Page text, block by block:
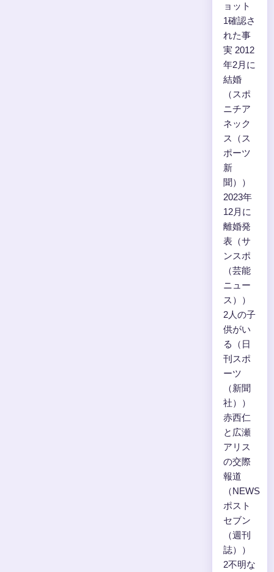
ョット
1確認さ
れた事
実 2012
年2月に
結婚
（スポ
ニチア
ネック
ス（ス
ポーツ
新
聞））
2023年
12月に
離婚発
表（サ
ンスポ
（芸能
ニュー
ス））
2人の子
供がい
る（日
刊スポ
ーツ
（新聞
社））
赤西仁
と広瀬
アリス
の交際
報道
（NEWS
ポスト
セブン
（週刊
誌））
2不明な